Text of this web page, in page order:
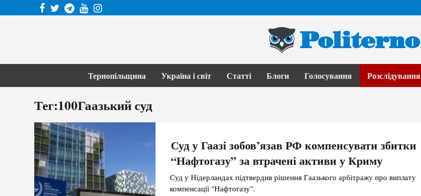
Politerno
Тернопільщина Україна і світ Статті Блоги Голосування Розслідування
Тег:100Гаазький суд
Суд у Гаазі зобов’язав РФ компенсувати збитки
“Нафтогазу” за втрачені активи у Криму
Суд у Нідерландах підтвердив рішення Гаазького арбітражу про виплату
компенсації "Нафтогазу".